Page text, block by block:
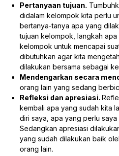
Pertanyaan tujuan.
didalam kelompok kita perlu
bertanya-tanya apa yang
tujuan kelompok, langkah
kelompok untuk mencapai
dibutuhkan agar kita
dilakukan bersama sebagai
Mendengarkan secara
orang lain yang sedang
Refleksi dan apresiasi.
kembali apa yang sudah kita
diri saya, apa yang perlu
Sedangkan apresiasi
yang sudah dilakukan baik
orang lain.